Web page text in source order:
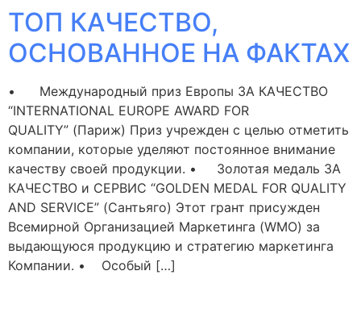
ТОП КАЧЕСТВО,
ОСНОВАННОЕ НА ФАКТАХ
• Международный приз Европы ЗА КАЧЕСТВО
“INTERNATIONAL EUROPE AWARD FOR
QUALITY” (Париж) Приз учрежден с целью отметить
компании, которые уделяют постоянное внимание
качеству своей продукции. • Золотая медаль ЗА
КАЧЕСТВО и СЕРВИС “GOLDEN MEDAL FOR QUALITY
AND SERVICE” (Сантьяго) Этот грант присужден
Всемирной Организацией Маркетинга (WMO) за
выдающуюся продукцию и стратегию маркетинга
Компании. • Особый […]